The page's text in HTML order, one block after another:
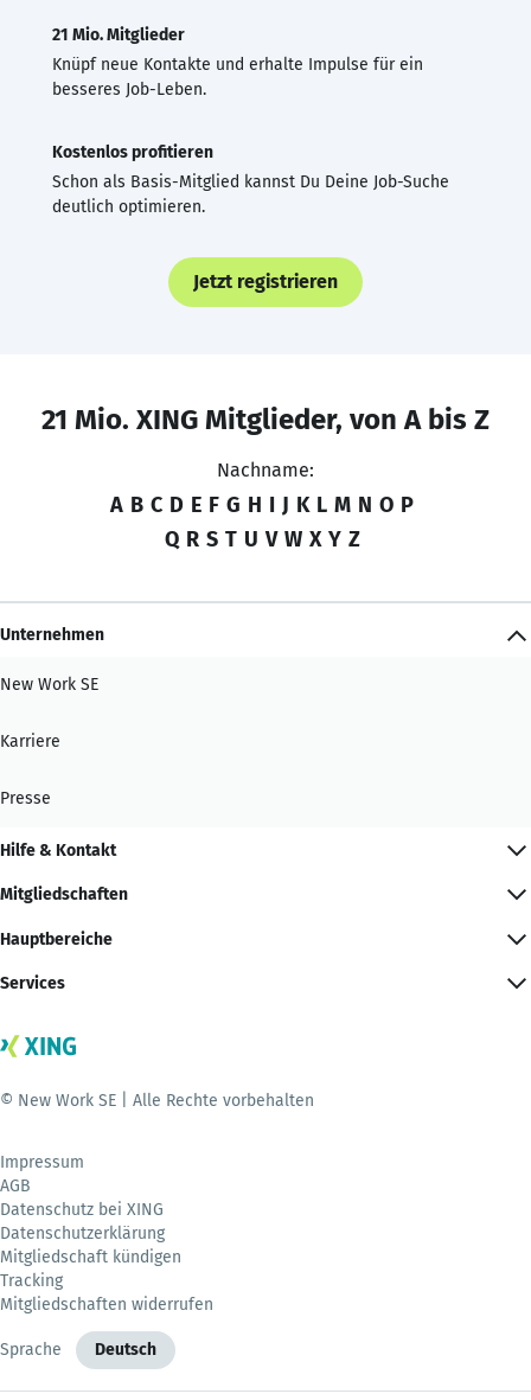
21 Mio. Mitglieder
Knüpf neue Kontakte und erhalte Impulse für ein
besseres Job-Leben.
Kostenlos profitieren
Schon als Basis-Mitglied kannst Du Deine Job-Suche
deutlich optimieren.
Jetzt registrieren
21 Mio. XING Mitglieder, von A bis Z
Nachname:
A B C D E F G H I J K L M N O P
Q R S T U V W X Y Z
Unternehmen
New Work SE
Karriere
Presse
Hilfe & Kontakt
Mitgliedschaften
Hauptbereiche
Services
© New Work SE | Alle Rechte vorbehalten
Impressum
AGB
Datenschutz bei XING
Datenschutzerklärung
Mitgliedschaft kündigen
Tracking
Mitgliedschaften widerrufen
Sprache Deutsch